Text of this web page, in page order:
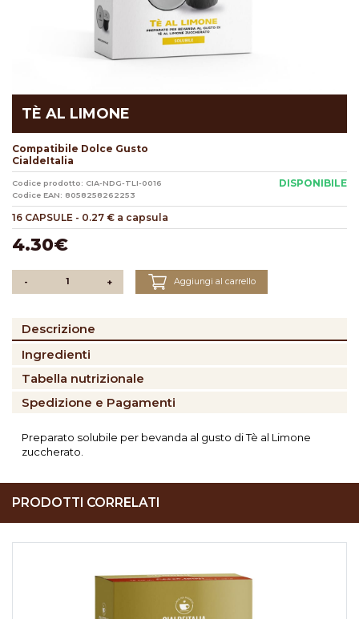
TÈ AL LIMONE
Compatibile Dolce Gusto
CialdeItalia
Codice prodotto: CIA-NDG-TLI-0016
Codice EAN: 8058258262253
DISPONIBILE
16 CAPSULE - 0.27 € a capsula
4.30€
- + Aggiungi al carrello
Descrizione
Ingredienti
Tabella nutrizionale
Spedizione e Pagamenti
Preparato solubile per bevanda al gusto di Tè al Limone
zuccherato.
PRODOTTI CORRELATI